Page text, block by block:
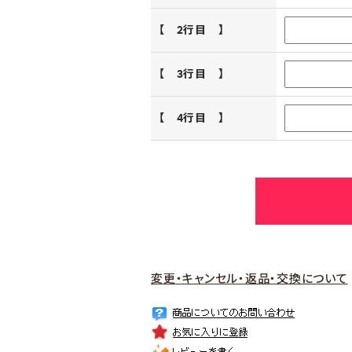
【 2行目 】
【 3行目 】
【 4行目 】
変更・キャンセル・返品・交換について